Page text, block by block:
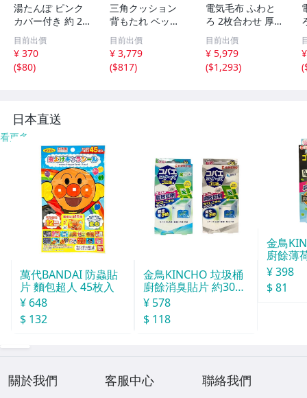
湯たんぽ ピンク
カバー付き 約 20
センチ×30センチ
寝具 ゆたんぽ ユ
タンポ 防寒
目前出價
¥ 370
($80)
三角クッション
背もたれ ベッド
高反発 介護 逆流
性食道炎 三角枕
寝返り 洗濯 体位
変換 25D まくら
目前出價
¥ 3,779
($817)
電気毛布 ふわと
ろ 2枚合わせ 厚
手 ハーフ 洗える
電気敷き毛布 電
気ひざ掛け 敷き
毛布 掛け敷き電
目前出價
¥ 5,979
($1,293)
(
日本直送
看更多
萬代BANDAI 防蟲貼
片 麵包超人 45枚入
¥ 648
$ 132
金鳥KINCHO 垃圾桶
廚餘消臭貼片 約30天
分
¥ 578
$ 118
金鳥
廚餘薄
30天分
¥ 398
$ 81
關於我們 客服中心 聯絡我們